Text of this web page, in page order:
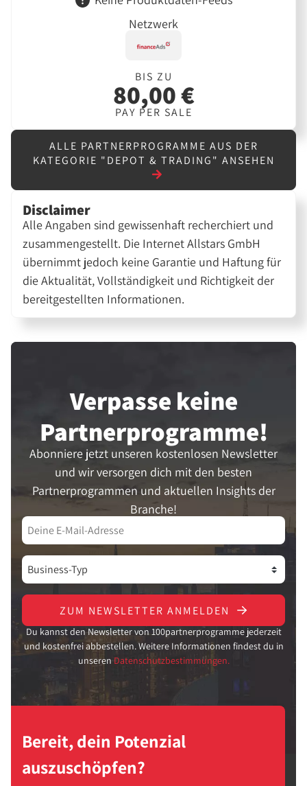
Netzwerk
BIS ZU
80,00 €
PAY PER SALE
ALLE PARTNERPROGRAMME AUS DER
KATEGORIE "DEPOT & TRADING" ANSEHEN
Disclaimer
Alle Angaben sind gewissenhaft recherchiert und
zusammengestellt. Die Internet Allstars GmbH
übernimmt jedoch keine Garantie und Haftung für
die Aktualität, Vollständigkeit und Richtigkeit der
bereitgestellten Informationen.
Verpasse keine
Partner­programme!
Abonniere jetzt unseren kostenlosen Newsletter
und wir versorgen dich mit den besten
Partnerprogrammen und aktuellen Insights der
Branche!
ZUM NEWSLETTER ANMELDEN
Du kannst den Newsletter von 100partnerprogramme jederzeit
und kostenfrei abbestellen. Weitere Informationen findest du in
unseren Datenschutzbestimmungen.
Bereit, dein Potenzial
auszuschöpfen?